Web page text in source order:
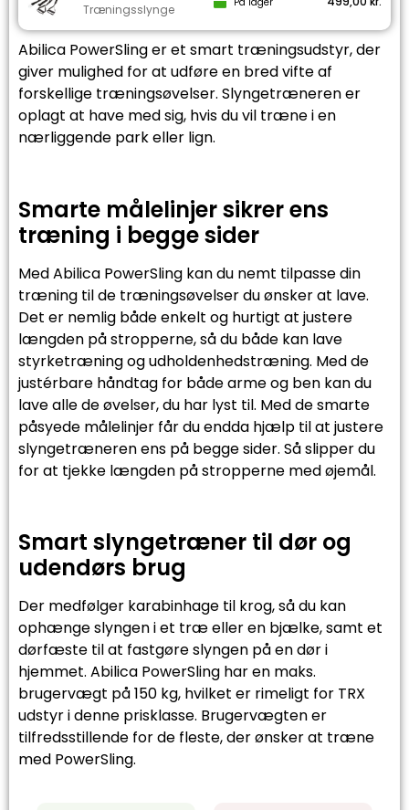
Træningsslynge
Abilica PowerSling er et smart træningsudstyr, der
giver mulighed for at udføre en bred vifte af
forskellige træningsøvelser. Slyngetræneren er
oplagt at have med sig, hvis du vil træne i en
nærliggende park eller lign.
Smarte målelinjer sikrer ens
træning i begge sider
Med Abilica PowerSling kan du nemt tilpasse din
træning til de træningsøvelser du ønsker at lave.
Det er nemlig både enkelt og hurtigt at justere
længden på stropperne, så du både kan lave
styrketræning og udholdenhedstræning. Med de
justérbare håndtag for både arme og ben kan du
lave alle de øvelser, du har lyst til. Med de smarte
påsyede målelinjer får du endda hjælp til at justere
slyngetræneren ens på begge sider. Så slipper du
for at tjekke længden på stropperne med øjemål.
Smart slyngetræner til dør og
udendørs brug
Der medfølger karabinhage til krog, så du kan
ophænge slyngen i et træ eller en bjælke, samt et
dørfæste til at fastgøre slyngen på en dør i
hjemmet. Abilica PowerSling har en maks.
brugervægt på 150 kg, hvilket er rimeligt for TRX
udstyr i denne prisklasse. Brugervægten er
tilfredsstillende for de fleste, der ønsker at træne
med PowerSling.